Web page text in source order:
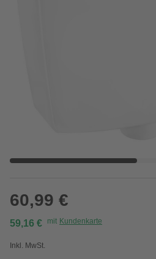
60,99 €
59,16 € mit Kundenkarte
Inkl. MwSt.